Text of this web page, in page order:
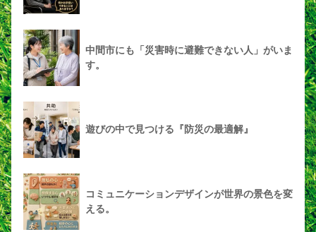
中間市にも「災害時に避難できない人」がいま
す。
遊びの中で見つける『防災の最適解』
コミュニケーションデザインが世界の景色を変
える。